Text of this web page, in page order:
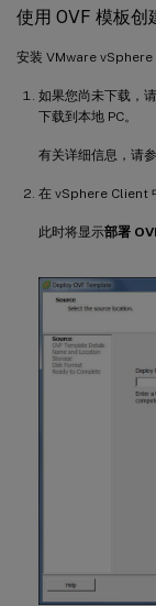
使用 OVF 模板
安装 VMware vSphere
如果您尚未下载，
下载到本地 PC。
有关详细信息，请
在 vSphere Client
此时将显示部署